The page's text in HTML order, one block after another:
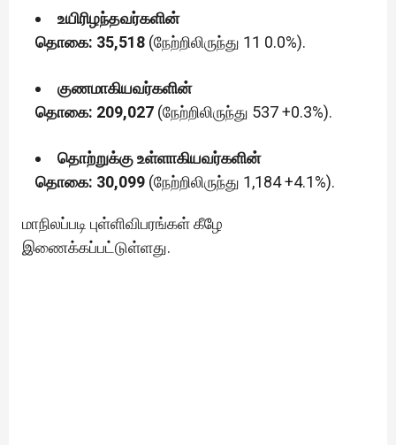
உயிரிழந்தவர்களின்
தொகை: 35,518 (நேற்றிலிருந்து 11 0.0%).
குணமாகியவர்களின்
தொகை: 209,027 (நேற்றிலிருந்து 537 +0.3%).
தொற்றுக்கு உள்ளாகியவர்களின்
தொகை: 30,099 (நேற்றிலிருந்து 1,184 +4.1%).
மாநிலப்படி புள்ளிவிபரங்கள் கீழே
இணைக்கப்பட்டுள்ளது.